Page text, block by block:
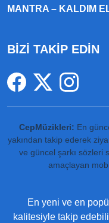
MANTRA – KALDIM
BİZİ TAKİP EDİN
CepMüzikleri: En
yakından takip ederek
ve güncel şarkı sözleri
amaçlayan
En yeni ve en
kalitesiyle takip